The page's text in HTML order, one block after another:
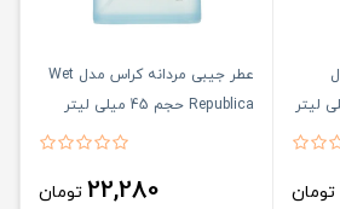
تومان
عطر جیبی مردانه کراس مدل Wet
Republica حجم 45 میلی لیتر
22,280 تومان